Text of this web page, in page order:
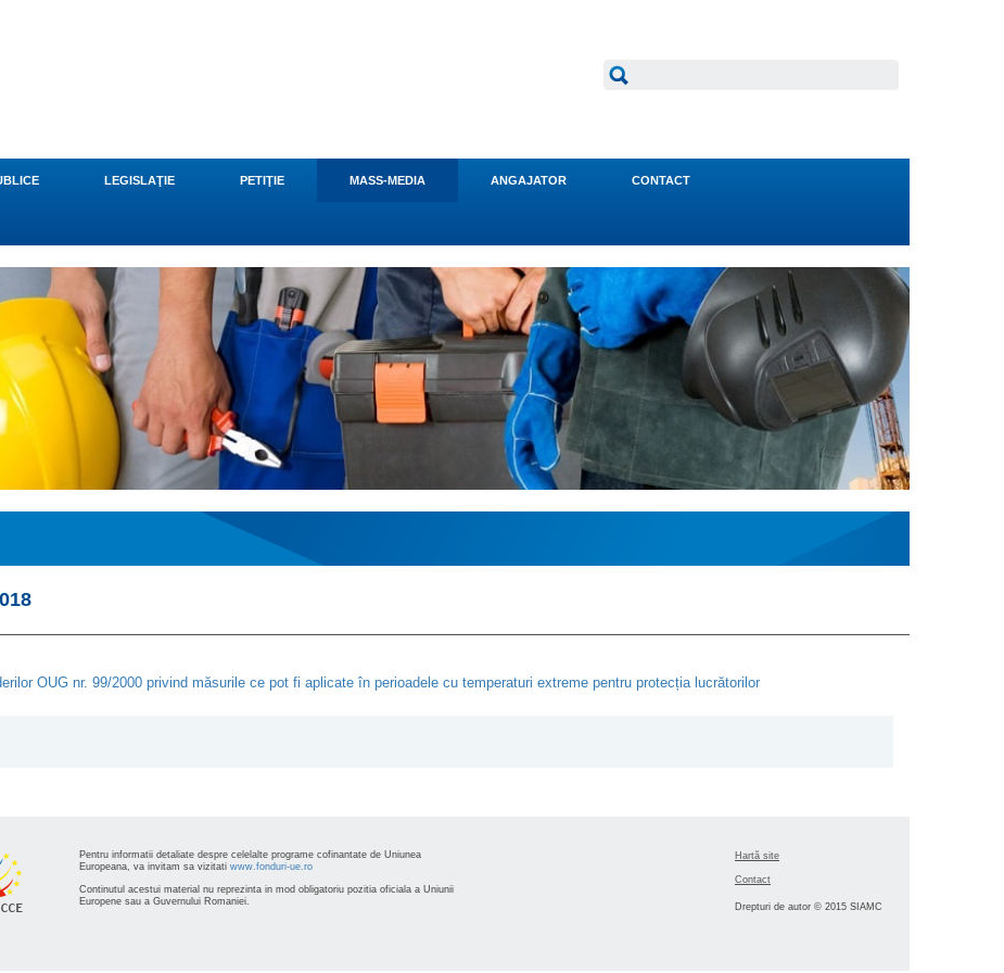
LEGISLAŢIE PETIŢIE MASS-MEDIA ANGAJATOR CONTACT
OUG nr. 99/2000 privind măsurile ce pot fi aplicate în perioadele cu temperaturi extreme pentru protecția lucrătorilor
Pentru informatii detaliate despre celelalte programe cofinantate de Uniunea
Europeana, va invitam sa vizitati www.fonduri-ue.ro
Continutul acestui material nu reprezinta in mod obligatoriu pozitia oficiala a Uniunii
Europene sau a Guvernului Romaniei.
Hartă site
Contact
Drepturi de autor © 2015 SIAMC